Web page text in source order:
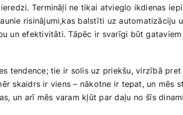
Termināļi ne‍ tikai⁢ atvieglo ikdienas⁣
risinājumi,kas balstīti uz
un efektivitāti. Tāpēc ir svarīgi būt
tendence; ‌tie ir‍ solis uz priekšu,⁤ virzībā‍
skaidrs ‍ir viens – nākotne ir tepat, un mēs
un arī mēs⁣ varam kļūt par daļu no šīs‌